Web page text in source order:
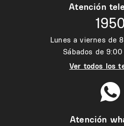
Atención
Lunes a viernes de
Sábados de
Ver todos los
Atención